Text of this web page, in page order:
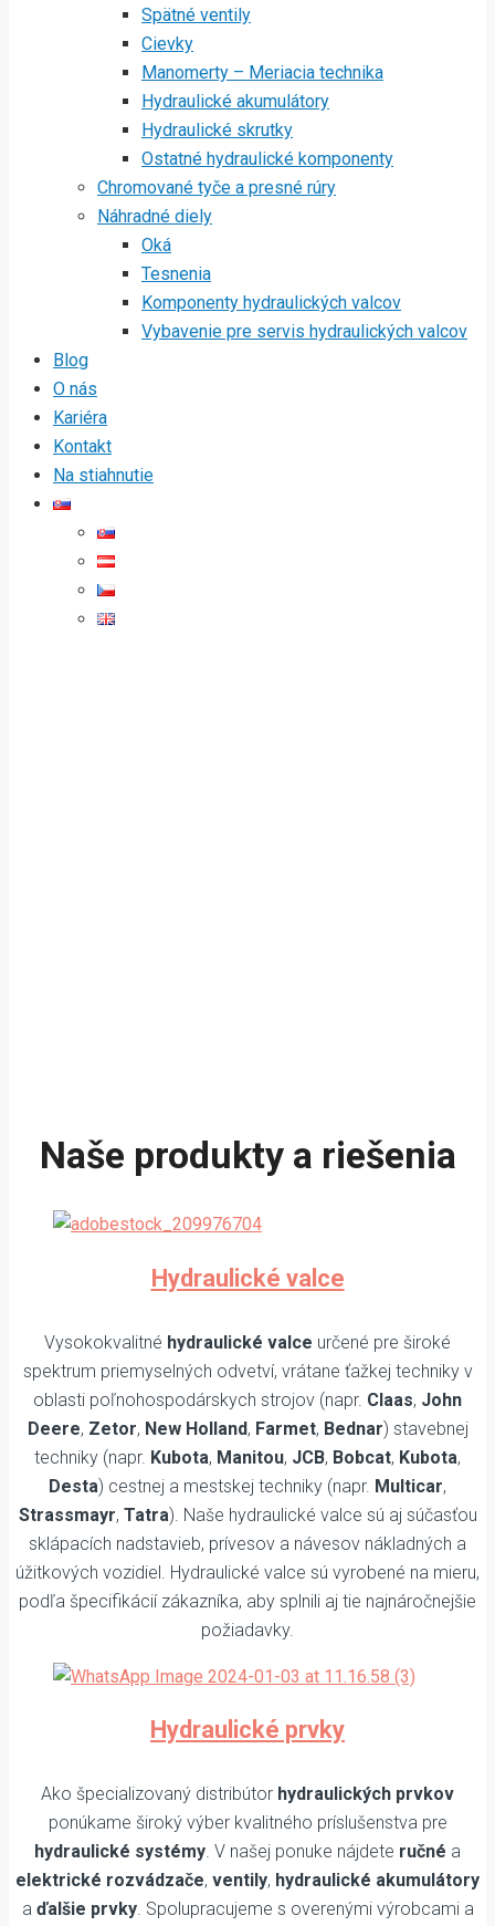
Spätné ventily
Cievky
Manomerty – Meriacia technika
Hydraulické akumulátory
Hydraulické skrutky
Ostatné hydraulické komponenty
Chromované tyče a presné rúry
Náhradné diely
Oká
Tesnenia
Komponenty hydraulických valcov
Vybavenie pre servis hydraulických valcov
Blog
O nás
Kariéra
Kontakt
Na stiahnutie
Naše produkty a riešenia
Hydraulické valce
Vysokokvalitné hydraulické valce určené pre široké
spektrum priemyselných odvetví, vrátane ťažkej techniky v
oblasti poľnohospodárskych strojov (napr. Claas, John
Deere, Zetor, New Holland, Farmet, Bednar) stavebnej
techniky (napr. Kubota, Manitou, JCB, Bobcat, Kubota,
Desta) cestnej a mestskej techniky (napr. Multicar,
Strassmayr, Tatra). Naše hydraulické valce sú aj súčasťou
sklápacích nadstavieb, prívesov a návesov nákladných a
úžitkových vozidiel. Hydraulické valce sú vyrobené na mieru,
podľa špecifikácií zákazníka, aby splnili aj tie najnáročnejšie
požiadavky.
Hydraulické prvky
Ako špecializovaný distribútor hydraulických prvkov
ponúkame široký výber kvalitného príslušenstva pre
hydraulické systémy. V našej ponuke nájdete ručné a
elektrické rozvádzače, ventily, hydraulické akumulátory
a ďalšie prvky. Spolupracujeme s overenými výrobcami a